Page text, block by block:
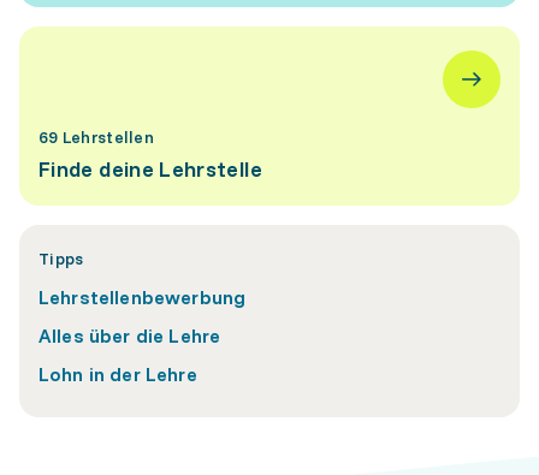
69 Lehrstellen
Finde deine Lehrstelle
Tipps
Lehrstellenbewerbung
Alles über die Lehre
Lohn in der Lehre